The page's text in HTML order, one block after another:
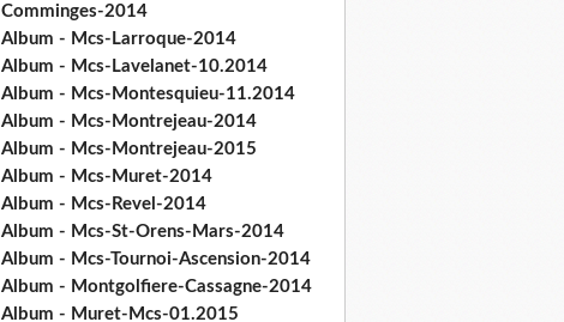
Comminges-2014
Album - Mcs-Larroque-2014
Album - Mcs-Lavelanet-10.2014
Album - Mcs-Montesquieu-11.2014
Album - Mcs-Montrejeau-2014
Album - Mcs-Montrejeau-2015
Album - Mcs-Muret-2014
Album - Mcs-Revel-2014
Album - Mcs-St-Orens-Mars-2014
Album - Mcs-Tournoi-Ascension-2014
Album - Montgolfiere-Cassagne-2014
Album - Muret-Mcs-01.2015